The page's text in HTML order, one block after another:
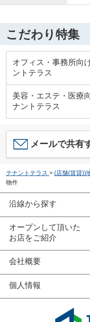
こだわり特集
オフィス・事務所向
ントテラス
美容・エステ・医療
ナントテラス
メールで共有
テナントテラス > (店舗(賃貸))
物件
沿線から探す
オープンして頂いた
お店をご紹介
会社概要
個人情報